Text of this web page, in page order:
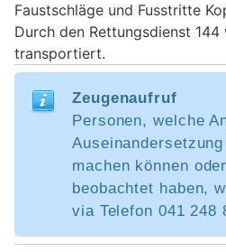
Faustschläge und Fusstritte
Durch den Rettungsdienst
transportiert.
Zeugenaufruf
Personen, welche
machen können
beobachtet haben,
via Telefon 041 248